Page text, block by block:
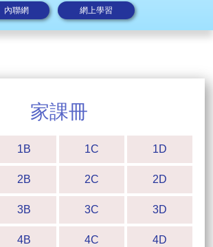
內聯網 網上學習
家課冊
1B 1C 1D
2B 2C 2D
3B 3C 3D
4B 4C 4D